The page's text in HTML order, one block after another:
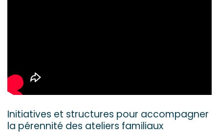
Initiatives et structures pour accompagner
la pérennité des ateliers familiaux